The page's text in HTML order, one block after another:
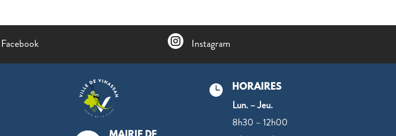
Facebook  Instagram
 HORAIRES
Lun. – Jeu.
8h30 – 12h00